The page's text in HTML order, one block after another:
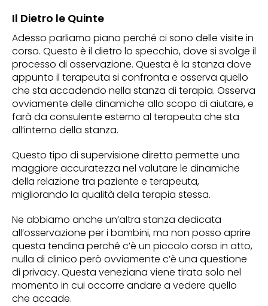
Il Dietro le Quinte
Adesso parliamo piano perché ci sono delle visite in
corso. Questo è il dietro lo specchio, dove si svolge il
processo di osservazione. Questa è la stanza dove
appunto il terapeuta si confronta e osserva quello
che sta accadendo nella stanza di terapia. Osserva
ovviamente delle dinamiche allo scopo di aiutare, e
farà da consulente esterno al terapeuta che sta
all’interno della stanza.
Questo tipo di supervisione diretta permette una
maggiore accuratezza nel valutare le dinamiche
della relazione tra paziente e terapeuta,
migliorando la qualità della terapia stessa.
Ne abbiamo anche un’altra stanza dedicata
all’osservazione per i bambini, ma non posso aprire
questa tendina perché c’è un piccolo corso in atto,
nulla di clinico però ovviamente c’è una questione
di privacy. Questa veneziana viene tirata solo nel
momento in cui occorre andare a vedere quello
che accade.